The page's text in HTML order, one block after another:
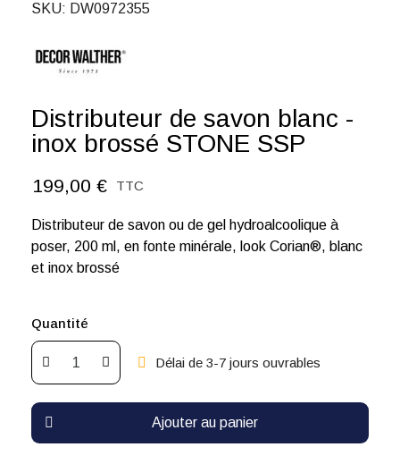
SKU DW0972355
Distributeur de savon blanc -
inox brossé STONE SSP
199,00 € TTC
Distributeur de savon ou de gel hydroalcoolique à
poser, 200 ml, en fonte minérale, look Corian®, blanc
et inox brossé
Quantité
Délai de 3-7 jours ouvrables
Ajouter au panier